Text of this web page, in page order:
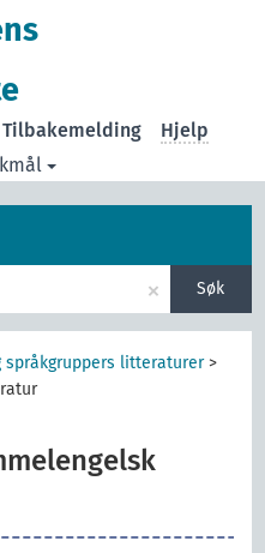
Tilbakemelding Hjelp
× Søk
språkgruppers litteraturer>